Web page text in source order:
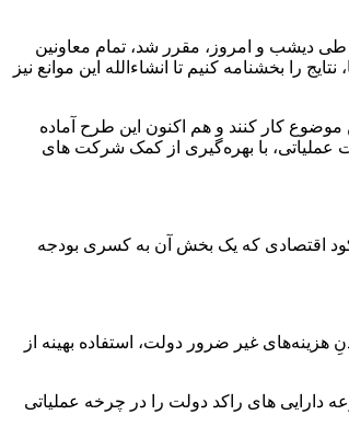
طی دیشب و امروز، مقرر شد، تمام معاونین
بخشنامه کنیم تا انشاءالله این موانع نیز
کار کنند و هم اکنون این طرح آماده
عملیاتی، با بهره‌گیری از کمک شرکت های
اقتصادی که یک بخش آن به کسری بودجه
غیر ضرور دولت، استفاده بهینه از
های راکد دولت را در چرخه عملیاتی